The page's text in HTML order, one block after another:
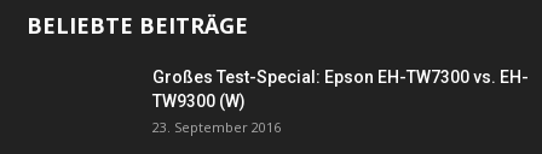
BELIEBTE BEITRÄGE
Großes Test-Special: Epson EH-TW7300 vs. EH-
TW9300 (W)
23. September 2016